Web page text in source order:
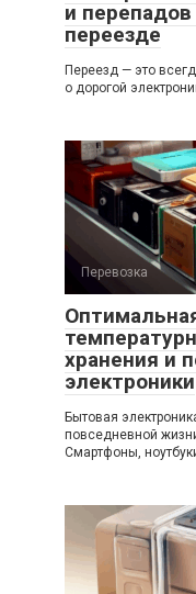
и
переезде
Переезд — это
о дорогой
Перевозка
хранения и
электроники
Бытовая
повседневной
Смартфоны,